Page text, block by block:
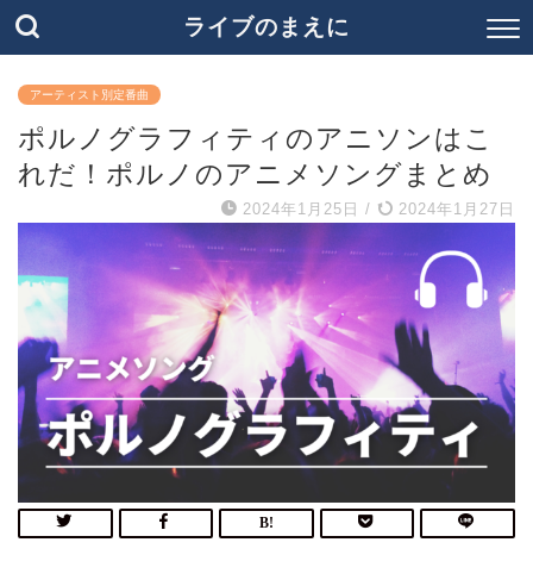
ライブのまえに
アーティスト別定番曲
ポルノグラフィティのアニソンはこ
れだ！ポルノのアニメソングまとめ
2024年1月25日 / 2024年1月27日